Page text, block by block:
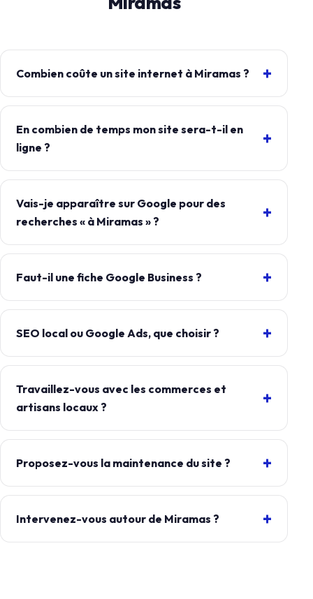
Combien coûte un site internet à Miramas ?
En combien de temps mon site sera-t-il en
ligne ?
Vais-je apparaître sur Google pour des
recherches « à Miramas » ?
Faut-il une fiche Google Business ?
SEO local ou Google Ads, que choisir ?
Travaillez-vous avec les commerces et
artisans locaux ?
Proposez-vous la maintenance du site ?
Intervenez-vous autour de Miramas ?